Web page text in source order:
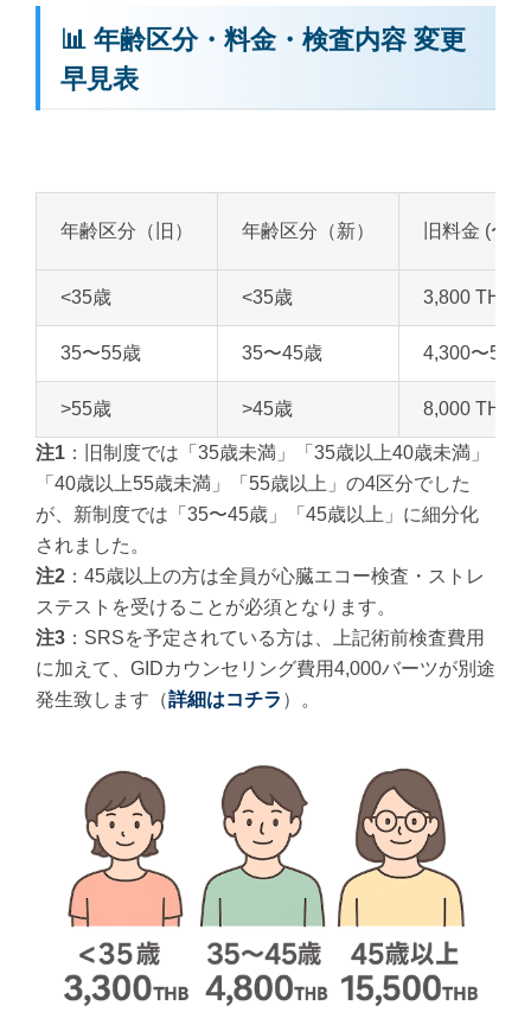
📊 年齢区分・料金・検査内容 変更
早見表
年齢区分（旧） 年齢区分（新） 旧料金 (〜
<35歳 <35歳 3,800 THB
35〜55歳 35〜45歳 4,300〜
>55歳 >45歳 8,000 THB*
注1：旧制度では「35歳未満」「35歳以上40歳未満」
「40歳以上55歳未満」「55歳以上」の4区分でした
が、新制度では「35〜45歳」「45歳以上」に細分化
されました。
注2：45歳以上の方は全員が心臓エコー検査・ストレ
ステストを受けることが必須となります。
注3：SRSを予定されている方は、上記術前検査費用
に加えて、GIDカウンセリング費用4,000バーツが別途
発生致します（詳細はコチラ ）。